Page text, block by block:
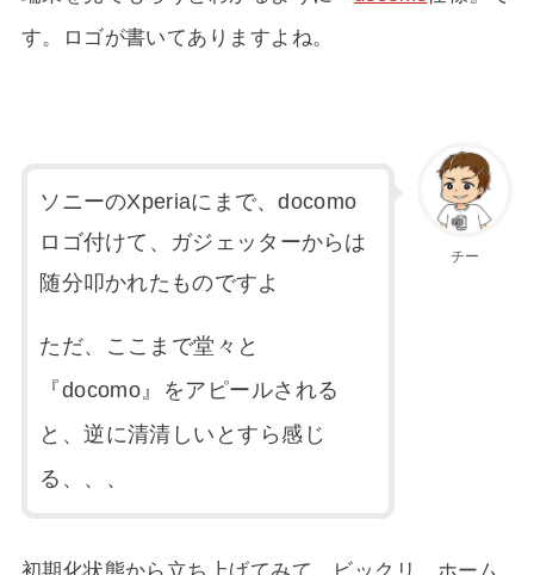
す。ロゴが書いてありますよね。
チー
ソニーのXperiaにまで、docomo
ロゴ付けて、ガジェッターからは
随分叩かれたものですよ
ただ、ここまで堂々と
『docomo』をアピールされる
と、逆に清清しいとすら感じ
る、、、
初期化状態から立ち上げてみて、ビックリ。ホーム